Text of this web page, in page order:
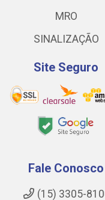
MRO
SINALIZAÇÃO
Site Seguro
Fale Conosco
(15) 3305-